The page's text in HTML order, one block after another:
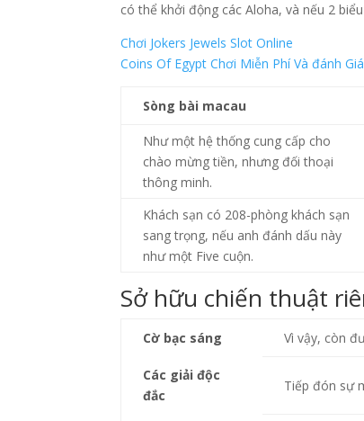
có thể khởi động các Aloha, và nếu 2
Chơi Jokers Jewels Slot Online
Coins Of Egypt Chơi Miễn Phí Và đánh
Sòng bài macau
Như một hệ thống cung cấp cho
chào mừng tiền, nhưng đối thoại
thông minh.
Khách sạn có 208-phòng khách sạn
sang trọng, nếu anh đánh dấu này
như một Five cuộn.
Sở hữu chiến thuật
Cờ bạc sáng Vì vậy, còn
Các giải độc
đắc
Tiếp đón sự